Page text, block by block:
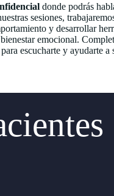
donde podrás
sesiones,
y desarrollar
emocional.
escucharte y ayudarte a